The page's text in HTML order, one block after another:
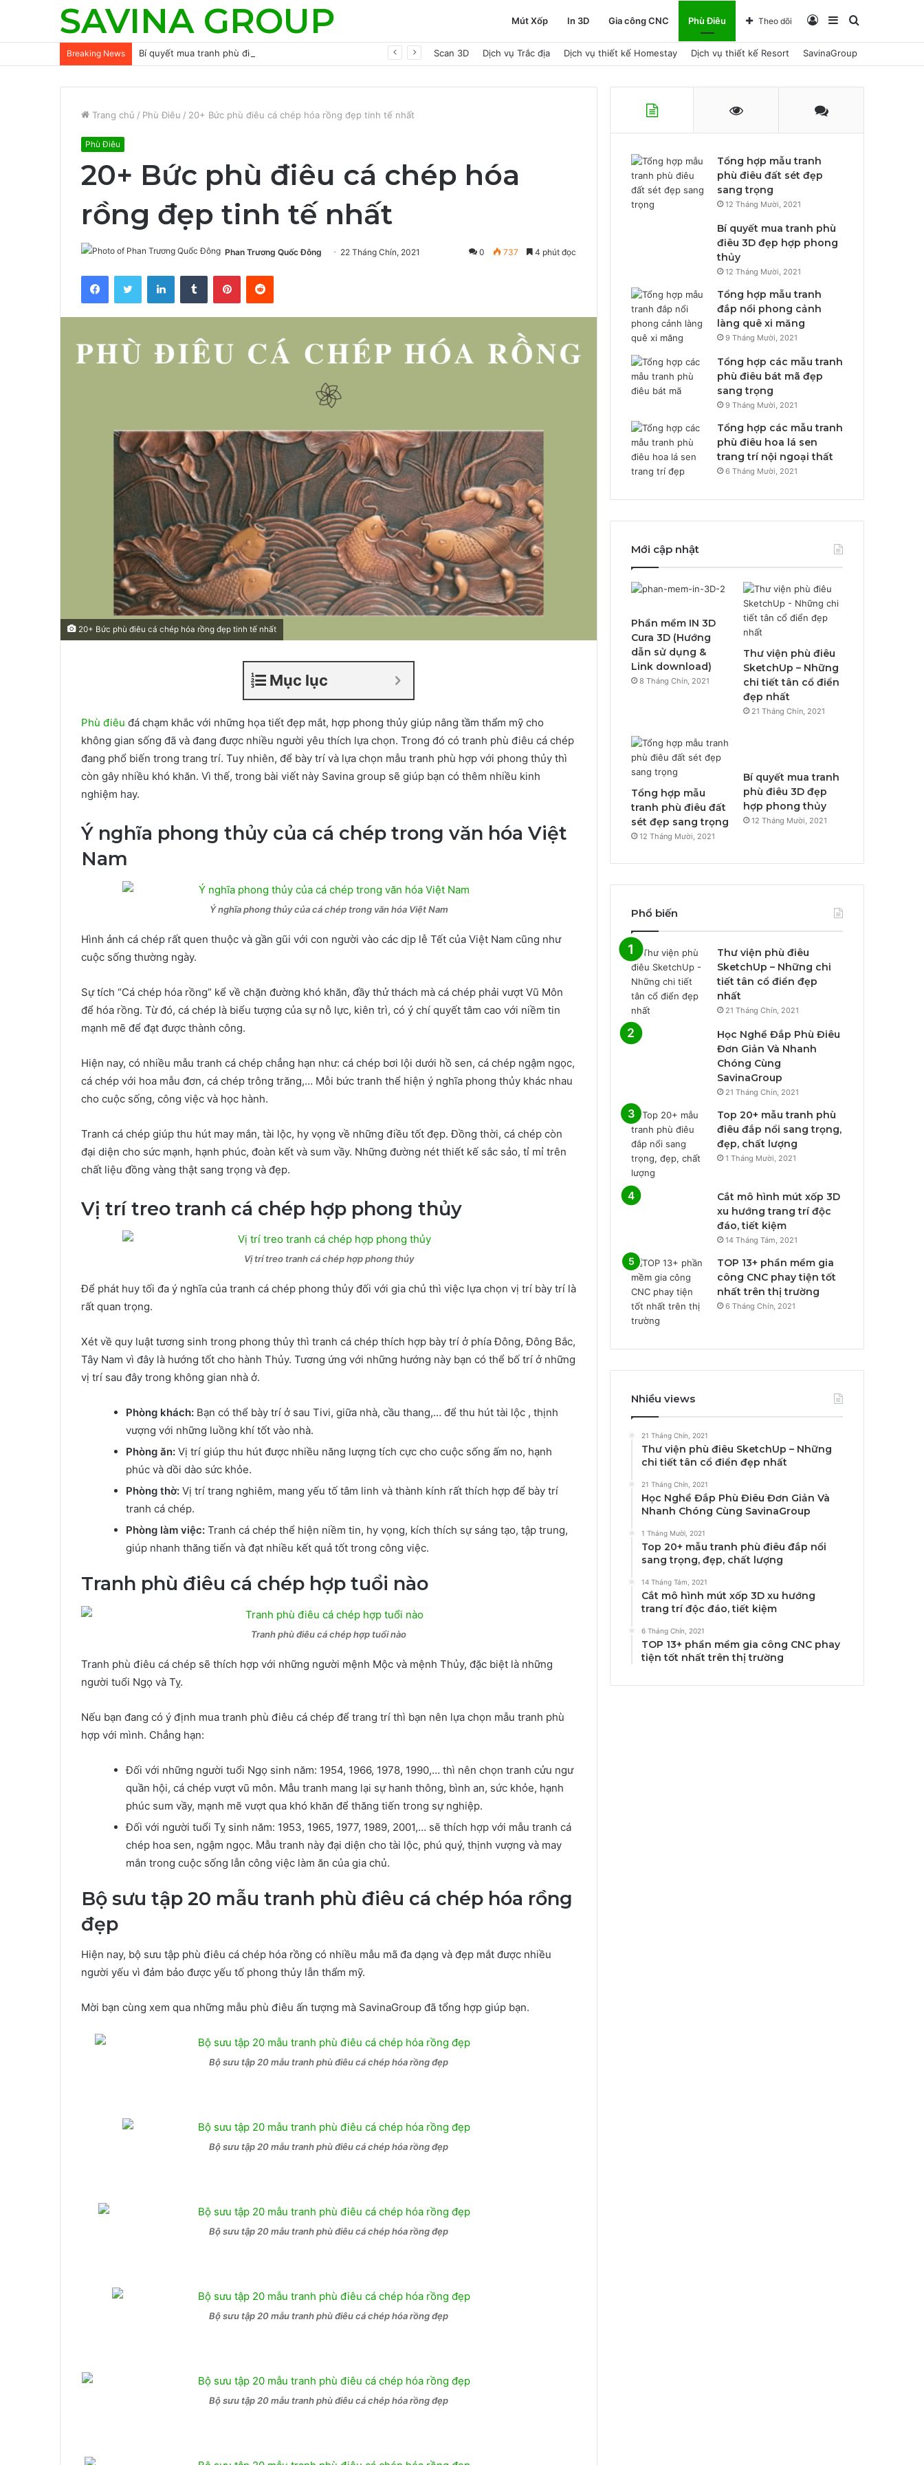
SAVINA GROUP Mút Xốp In 3D Gia công CNC Phù Điêu Tìm
Sidebar
Đăng
Theo dõi
Breaking News Bí quyết mua tranh phù điêu 3D đẹp hợp phong thủy Scan 3D Dịch vụ Trắc địa Dịch vụ thiết kế Homestay Dịch vụ thiết kế Resort SavinaGroup
Trang chủ / Phù Điêu / 20+ Bức phù điêu cá chép hóa rồng đẹp tinh tế nhất
Phù Điêu
20+ Bức phù điêu cá chép hóa
rồng đẹp tinh tế nhất
Phan Trương Quốc Đông 22 Tháng Chín, 2021 0 737 4 phút đọc
20+ Bức phù điêu cá chép hóa rồng đẹp tinh tế nhất
Mục lục
Phù điêu đá chạm khắc với những họa tiết đẹp mắt, hợp phong thủy giúp nâng tầm thẩm mỹ cho
không gian sống đã và đang được nhiều người yêu thích lựa chọn. Trong đó có tranh phù điêu cá chép
đang phổ biến trong trang trí. Tuy nhiên, để bày trí và lựa chọn mẫu tranh phù hợp với phong thủy thì
còn gây nhiều khó khăn. Vì thế, trong bài viết này Savina group sẽ giúp bạn có thêm nhiều kinh
nghiệm hay.
Ý nghĩa phong thủy của cá chép trong văn hóa Việt
Nam
Ý nghĩa phong thủy của cá chép trong văn hóa Việt Nam
Hình ảnh cá chép rất quen thuộc và gần gũi với con người vào các dịp lễ Tết của Việt Nam cũng như
cuộc sống thường ngày.
Sự tích “Cá chép hóa rồng” kể về chặn đường khó khăn, đầy thử thách mà cá chép phải vượt Vũ Môn
để hóa rồng. Từ đó, cá chép là biểu tượng của sự nỗ lực, kiên trì, có ý chí quyết tâm cao với niềm tin
mạnh mẽ để đạt được thành công.
Hiện nay, có nhiều mẫu tranh cá chép chẳng hạn như: cá chép bơi lội dưới hồ sen, cá chép ngậm ngọc,
cá chép với hoa mẫu đơn, cá chép trông trăng,… Mỗi bức tranh thể hiện ý nghĩa phong thủy khác nhau
cho cuộc sống, công việc và học hành.
Tranh cá chép giúp thu hút may mắn, tài lộc, hy vọng về những điều tốt đẹp. Đồng thời, cá chép còn
đại diện cho sức mạnh, hạnh phúc, đoàn kết và sum vầy. Những đường nét thiết kế sắc sảo, tỉ mỉ trên
chất liệu đồng vàng thật sang trọng và đẹp.
Vị trí treo tranh cá chép hợp phong thủy
Vị trí treo tranh cá chép hợp phong thủy
Để phát huy tối đa ý nghĩa của tranh cá chép phong thủy đối với gia chủ thì việc lựa chọn vị trí bày trí là
rất quan trọng.
Xét về quy luật tương sinh trong phong thủy thì tranh cá chép thích hợp bày trí ở phía Đông, Đông Bắc,
Tây Nam vì đây là hướng tốt cho hành Thủy. Tương ứng với những hướng này bạn có thể bố trí ở những
vị trí sau đây trong không gian nhà ở.
Phòng khách: Bạn có thể bày trí ở sau Tivi, giữa nhà, cầu thang,… để thu hút tài lộc , thịnh
vượng với những luồng khí tốt vào nhà.
Phòng ăn: Vị trí giúp thu hút được nhiều năng lượng tích cực cho cuộc sống ấm no, hạnh
phúc và dồi dào sức khỏe.
Phòng thờ: Vị trí trang nghiêm, mang yếu tố tâm linh và thành kính rất thích hợp để bày trí
tranh cá chép.
Phòng làm việc: Tranh cá chép thể hiện niềm tin, hy vọng, kích thích sự sáng tạo, tập trung,
giúp nhanh thăng tiến và đạt nhiều kết quả tốt trong công việc.
Tranh phù điêu cá chép hợp tuổi nào
Tranh phù điêu cá chép hợp tuổi nào
Tranh phù điêu cá chép sẽ thích hợp với những người mệnh Mộc và mệnh Thủy, đặc biệt là những
người tuổi Ngọ và Tỵ.
Nếu bạn đang có ý định mua tranh phù điêu cá chép để trang trí thì bạn nên lựa chọn mẫu tranh phù
hợp với mình. Chẳng hạn:
Đối với những người tuổi Ngọ sinh năm: 1954, 1966, 1978, 1990,… thì nên chọn tranh cửu ngư
quần hội, cá chép vượt vũ môn. Mẫu tranh mang lại sự hanh thông, bình an, sức khỏe, hạnh
phúc sum vầy, mạnh mẽ vượt qua khó khăn để thăng tiến trong sự nghiệp.
Đối với người tuổi Tỵ sinh năm: 1953, 1965, 1977, 1989, 2001,… sẽ thích hợp với mẫu tranh cá
chép hoa sen, ngậm ngọc. Mẫu tranh này đại diện cho tài lộc, phú quý, thịnh vượng và may
mắn trong cuộc sống lẫn công việc làm ăn của gia chủ.
Bộ sưu tập 20 mẫu tranh phù điêu cá chép hóa rồng
đẹp
Hiện nay, bộ sưu tập phù điêu cá chép hóa rồng có nhiều mẫu mã đa dạng và đẹp mắt được nhiều
người yếu vì đảm bảo được yếu tố phong thủy lẫn thẩm mỹ.
Mời bạn cùng xem qua những mẫu phù điêu ấn tượng mà SavinaGroup đã tổng hợp giúp bạn.
Bộ sưu tập 20 mẫu tranh phù điêu cá chép hóa rồng đẹp
Bộ sưu tập 20 mẫu tranh phù điêu cá chép hóa rồng đẹp
Bộ sưu tập 20 mẫu tranh phù điêu cá chép hóa rồng đẹp
Bộ sưu tập 20 mẫu tranh phù điêu cá chép hóa rồng đẹp
Bộ sưu tập 20 mẫu tranh phù điêu cá chép hóa rồng đẹp
Tổng hợp mẫu tranh
phù điêu đất sét đẹp
sang trọng
12 Tháng Mười, 2021
Bí quyết mua tranh phù
điêu 3D đẹp hợp phong
thủy
12 Tháng Mười, 2021
Tổng hợp mẫu tranh
đắp nổi phong cảnh
làng quê xi măng
9 Tháng Mười, 2021
Tổng hợp các mẫu tranh
phù điêu bát mã đẹp
sang trọng
9 Tháng Mười, 2021
Tổng hợp các mẫu tranh
phù điêu hoa lá sen
trang trí nội ngoại thất
6 Tháng Mười, 2021
Mới cập nhật
Phần mềm IN 3D
Cura 3D (Hướng
dẫn sử dụng &
Link download)
8 Tháng Chín, 2021
Thư viện phù điêu
SketchUp – Những
chi tiết tân cổ điển
đẹp nhất
21 Tháng Chín, 2021
Tổng hợp mẫu
tranh phù điêu đất
sét đẹp sang trọng
12 Tháng Mười, 2021
Bí quyết mua tranh
phù điêu 3D đẹp
hợp phong thủy
12 Tháng Mười, 2021
Phổ biến
Thư viện phù điêu
SketchUp – Những chi
tiết tân cổ điển đẹp
nhất
21 Tháng Chín, 2021
Học Nghề Đắp Phù Điêu
Đơn Giản Và Nhanh
Chóng Cùng
SavinaGroup
21 Tháng Chín, 2021
Top 20+ mẫu tranh phù
điêu đắp nổi sang trọng,
đẹp, chất lượng
1 Tháng Mười, 2021
Cắt mô hình mút xốp 3D
xu hướng trang trí độc
đáo, tiết kiệm
14 Tháng Tám, 2021
TOP 13+ phần mềm gia
công CNC phay tiện tốt
nhất trên thị trường
6 Tháng Chín, 2021
Nhiều views
21 Tháng Chín, 2021
Thư viện phù điêu SketchUp – Những
chi tiết tân cổ điển đẹp nhất
21 Tháng Chín, 2021
Học Nghề Đắp Phù Điêu Đơn Giản Và
Nhanh Chóng Cùng SavinaGroup
1 Tháng Mười, 2021
Top 20+ mẫu tranh phù điêu đắp nổi
sang trọng, đẹp, chất lượng
14 Tháng Tám, 2021
Cắt mô hình mút xốp 3D xu hướng
trang trí độc đáo, tiết kiệm
6 Tháng Chín, 2021
TOP 13+ phần mềm gia công CNC phay
tiện tốt nhất trên thị trường